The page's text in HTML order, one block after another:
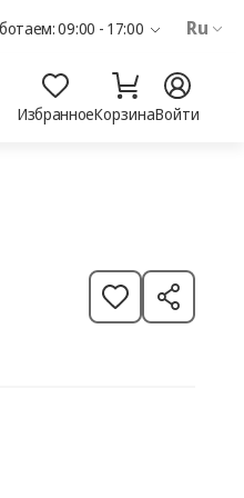
09:00 - 17:00 Ru
ИзбранноеКорзинаВойти